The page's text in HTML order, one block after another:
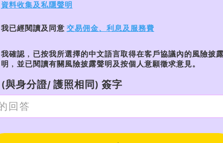
資料收集及私隱聲明
我已經閱讀及同意 交易佣金、利息及服務費
我確認﹐已按我所選擇的中文語言取得在客戶協議內的風險披
明﹐並已閱讀有關風險披露聲明及按個人意願徵求意見。
與身分證/ 護照相同) 簽字